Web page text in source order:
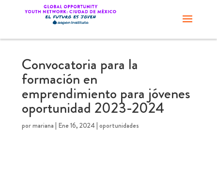
Convocatoria para la
formación en
emprendimiento para jóvenes
oportunidad 2023-2024
pormariana | Ene 16, 2024| oportunidades